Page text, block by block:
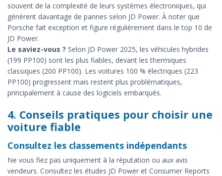
souvent de la complexité de leurs systèmes électroniques, qui
génèrent davantage de pannes selon JD Power. À noter que
Porsche fait exception et figure régulièrement dans le top 10 de
JD Power.
Le saviez-vous ? Selon JD Power 2025, les véhicules hybrides
(199 PP100) sont les plus fiables, devant les thermiques
classiques (200 PP100). Les voitures 100 % électriques (223
PP100) progressent mais restent plus problématiques,
principalement à cause des logiciels embarqués.
4. Conseils pratiques pour choisir une
voiture fiable
Consultez les classements indépendants
Ne vous fiez pas uniquement à la réputation ou aux avis
vendeurs. Consultez les études JD Power et Consumer Reports